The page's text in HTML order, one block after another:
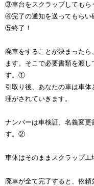
③車台をスクラップしてもら
④完了の通知を送ってもらい
⑤終了！
廃車をすることが決まった
ます。そこで必要書類を渡
す。①
引取り後、あなたの車は車
理がされていきます。
ナンバーは車検証、名義変更
す。②
車体はそのままスクラップ
廃車が全て完了すると、依